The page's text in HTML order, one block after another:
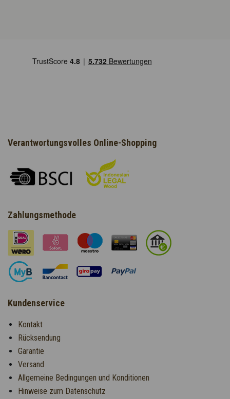
Verantwortungsvolles Online-Shopping
Zahlungsmethode
Kundenservice
Kontakt
Rücksendung
Garantie
Versand
Allgemeine Bedingungen und Konditionen
Hinweise zum Datenschutz